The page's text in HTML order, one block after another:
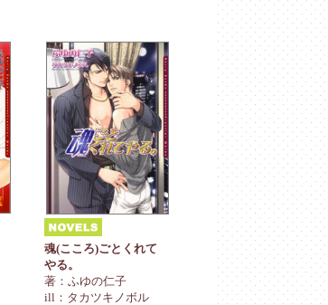
魂(こころ)ごとくれて
やる。
著：ふゆの仁子
ill：タカツキノボル